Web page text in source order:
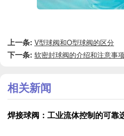
上一条: V型球阀和O型球阀的区分
下一条: 软密封球阀的介绍和注意事项
相关新闻
焊接球阀：工业流体控制的可靠